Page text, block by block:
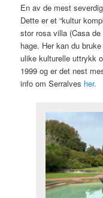
En av de mest
Dette er et “kultur
stor rosa villa (Casa
hage. Her kan du
ulike kulturelle uttrykk
1999 og er det nest
info om Serralves her.